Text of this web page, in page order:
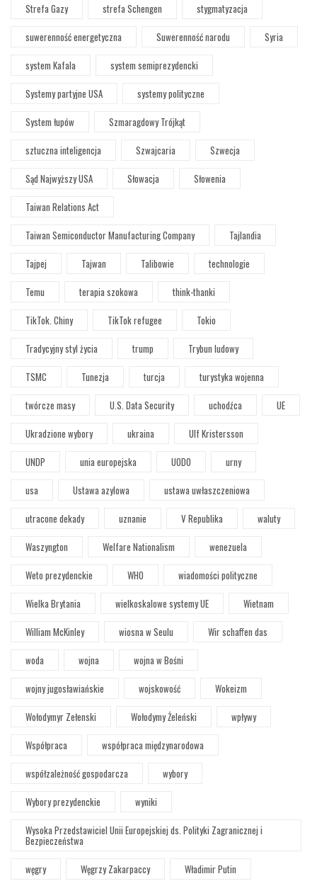
Strefa Gazy
strefa Schengen
stygmatyzacja
suwerenność energetyczna
Suwerenność narodu
Syria
system Kafala
system semiprezydencki
Systemy partyjne USA
systemy polityczne
System łupów
Szmaragdowy Trójkąt
sztuczna inteligencja
Szwajcaria
Szwecja
Sąd Najwyższy USA
Słowacja
Słowenia
Taiwan Relations Act
Taiwan Semiconductor Manufacturing Company
Tajlandia
Tajpej
Tajwan Talibowie
technologie
Temu
terapia szokowa
think-thanki
TikTok. Chiny
TikTok refugee
Tokio
Tradycyjny styl życia
trump
Trybun ludowy
TSMC
Tunezja turcja
turystyka wojenna
twórcze masy
U.S. Data Security uchodźca
UE
Ukradzione wybory
ukraina
Ulf Kristersson
UNDP
unia europejska UODO
urny
usa
Ustawa azylowa
ustawa uwłaszczeniowa
utracone dekady
uznanie V Republika
waluty
Waszyngton
Welfare Nationalism
wenezuela
Weto prezydenckie
WHO
wiadomości polityczne
Wielka Brytania
wielkoskalowe systemy UE
Wietnam
William McKinley
wiosna w Seulu
Wir schaffen das
woda
wojna
wojna w Bośni
wojny jugosławiańskie
wojskowość
Wokeizm
Wołodymyr Zełenski
Wołodymy Żeleński
wpływy
Współpraca
współpraca międzynarodowa
współzależność gospodarcza
wybory
Wybory prezydenckie
wyniki
Wysoka Przedstawiciel Unii Europejskiej ds. Polityki Zagranicznej i
Bezpieczeństwa
węgry
Węgrzy Zakarpaccy
Władimir Putin